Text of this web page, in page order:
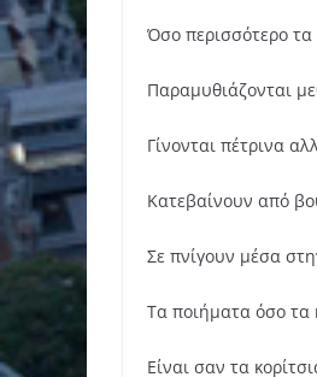
Όσο περισσότερο τα
Παραμυθιάζονται
Γίνονται πέτρινα
Κατεβαίνουν από
Σε πνίγουν μέσα
Τα ποιήματα όσο τα
Είναι σαν τα